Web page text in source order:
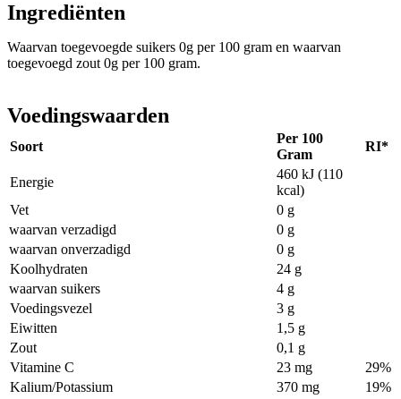
Ingrediënten
Waarvan toegevoegde suikers 0g per 100 gram en waarvan
toegevoegd zout 0g per 100 gram.
Voedingswaarden
Soort
Per 100
Gram
RI*
Energie
460 kJ (110
kcal)
Vet
0 g
waarvan verzadigd
0 g
waarvan onverzadigd
0 g
Koolhydraten
24 g
waarvan suikers
4 g
Voedingsvezel
3 g
Eiwitten
1,5 g
Zout
0,1 g
Vitamine C
23 mg
29%
Kalium/Potassium
370 mg 19%